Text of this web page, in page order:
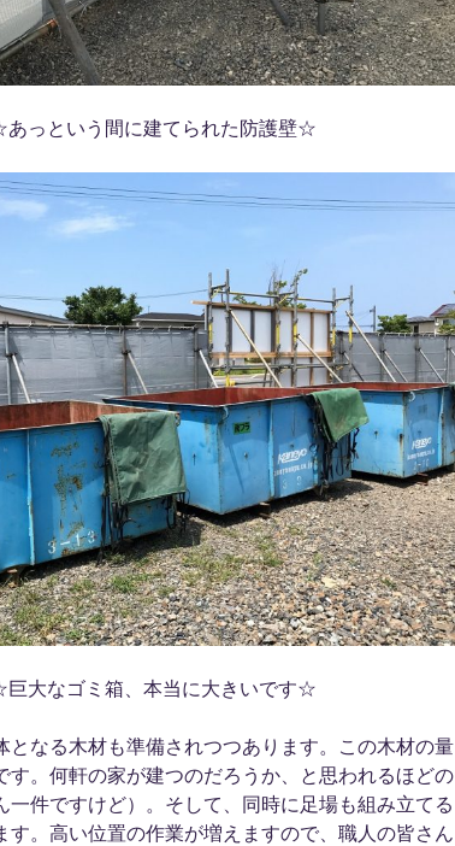
っという間に建てられた防護壁☆
大なゴミ箱、本当に大きいです☆
となる木材も準備されつつあります。この木材の量
す。何軒の家が建つのだろうか、と思われるほどの
一件ですけど）。そして、同時に足場も組み立てる
す。高い位置の作業が増えますので、職人の皆さん